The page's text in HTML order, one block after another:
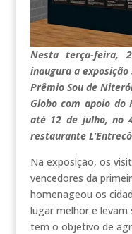
Nesta terça-feira,
inaugura a
Prêmio Sou de
Globo com apoio do
até 12 de julho, no
restaurante
Na exposição, os
vencedores da
homenageou os
lugar melhor e levam
tem o objetivo de